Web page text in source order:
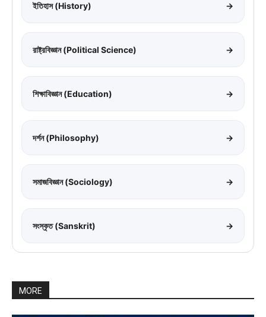
ইতিহাস (History) →
রাষ্ট্রবিজ্ঞান (Political Science) →
শিক্ষাবিজ্ঞান (Education) →
দর্শন (Philosophy) →
সমাজবিজ্ঞান (Sociology) →
সংস্কৃত (Sanskrit) →
MORE